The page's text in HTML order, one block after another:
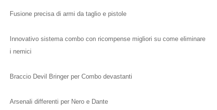
Fusione precisa di armi da taglio e pistole
Innovativo sistema combo con ricompense migliori su come eliminare
i nemici
Braccio Devil Bringer per Combo devastanti
Arsenali differenti per Nero e Dante